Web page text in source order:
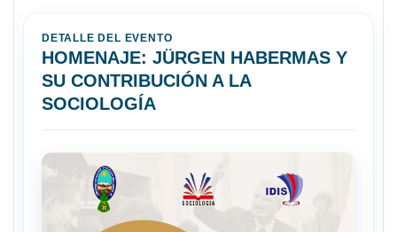
DETALLE DEL EVENTO
HOMENAJE: JÜRGEN HABERMAS Y
SU CONTRIBUCIÓN A LA
SOCIOLOGÍA